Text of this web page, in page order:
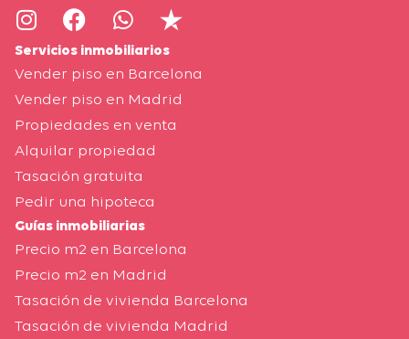
Servicios inmobiliarios
Vender piso en Barcelona
Vender piso en Madrid
Propiedades en venta
Alquilar propiedad
Tasación gratuita
Pedir una hipoteca
Guías inmobiliarias
Precio m2 en Barcelona
Precio m2 en Madrid
Tasación de vivienda Barcelona
Tasación de vivienda Madrid